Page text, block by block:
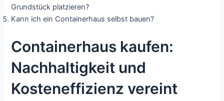
Grundstück platzieren?
Kann ich ein Containerhaus selbst bauen?
Containerhaus kaufen:
Nachhaltigkeit und
Kosteneffizienz vereint